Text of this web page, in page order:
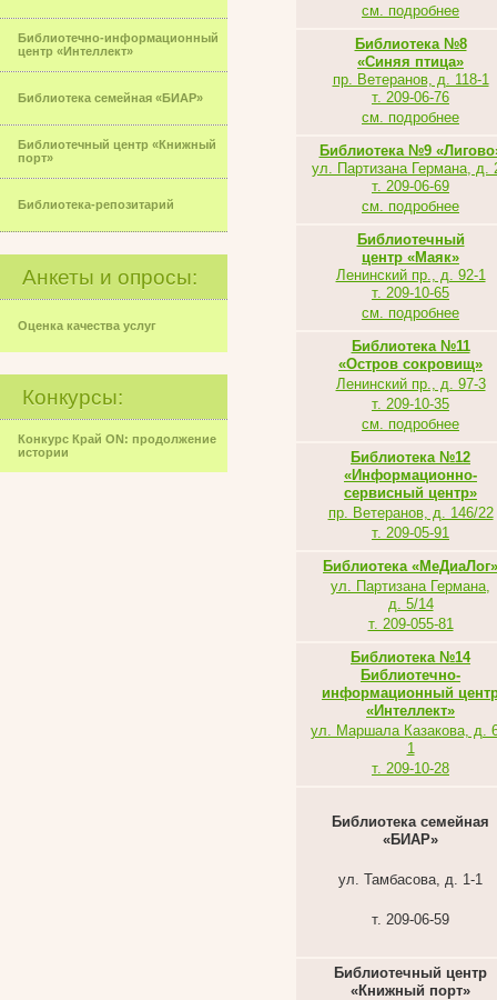
Библиотечно-информационный
центр «Интеллект»
Библиотека семейная «БИАР»
Библиотечный центр «Книжный
порт»
Библиотека-репозитарий
Анкеты и опросы:
Оценка качества услуг
Конкурсы:
Конкурс Край ON: продолжение
истории
см. подробнее
Библиотека №8
«Синяя птица»
пр. Ветеранов, д. 118-1
т. 209-06-76
см. подробнее
Библиотека №9
ул. Партизана Германа, д.
т. 209-06-69
см. подробнее
Библиотечный
центр «Маяк»
Ленинский пр., д. 92-1
т. 209-10-65
см. подробнее
Библиотека №11
«Остров сокровищ»
Ленинский пр., д. 97-3
т. 209-10-35
см. подробнее
Библиотека №12
«Информационно-
сервисный центр»
пр. Ветеранов, д. 146/22
т. 209-05-91
Библиотека «МеДиаЛог»
ул. Партизана Германа,
д. 5/14
т. 209-055-81
Библиотека №14
Библиотечно-
информационный
«Интеллект»
ул. Маршала Казакова, д.
1
т. 209-10-28
Библиотека семейная
«БИАР»
ул. Тамбасова, д. 1-1
т. 209-06-59
Библиотечный центр
«Книжный порт»